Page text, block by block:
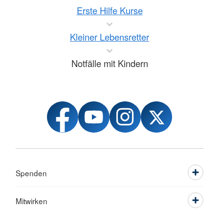
Erste Hilfe Kurse
Kleiner Lebensretter
Notfälle mit Kindern
Spenden
Mitwirken